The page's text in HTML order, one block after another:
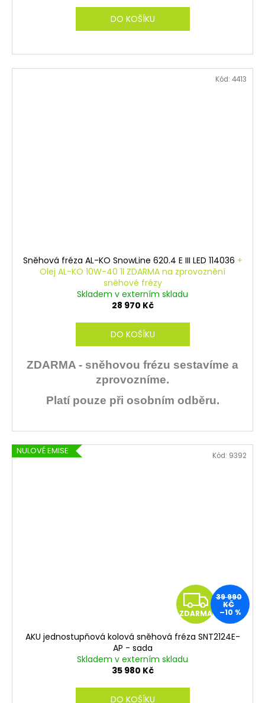
DO KOŠÍKU
Sněhová fréza AL-KO SnowLine 620.4 E III LED 114036 +
Olej AL-KO 10W-40 1l ZDARMA na zprovoznění
sněhové frézy
Skladem v externím skladu
28 970 Kč
DO KOŠÍKU
ZDARMA - sněhovou frézu sestavíme a
zprovozníme.
Platí pouze při osobním odběru.
Kód: 4413
NULOVÉ EMISE
Z
D
ZDARMA
39 990
KČ
–10 %
AKU jednostupňová kolová sněhová fréza SNT2124E-
AP - sada
Skladem v externím skladu
35 980 Kč
DO KOŠÍKU
Kód: 9392